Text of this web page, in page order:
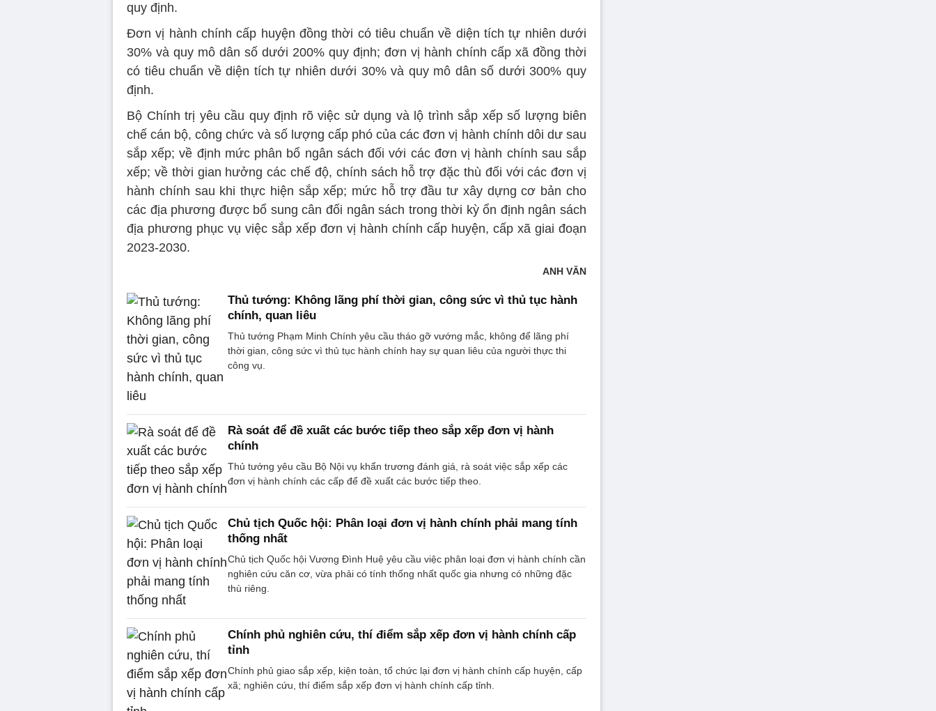
quy định.
Đơn vị hành chính cấp huyện đồng thời có tiêu chuẩn về diện tích tự nhiên dưới
30% và quy mô dân số dưới 200% quy định; đơn vị hành chính cấp xã đồng thời
có tiêu chuẩn về diện tích tự nhiên dưới 30% và quy mô dân số dưới 300% quy
định.
Bộ Chính trị yêu cầu quy định rõ việc sử dụng và lộ trình sắp xếp số lượng biên
chế cán bộ, công chức và số lượng cấp phó của các đơn vị hành chính dôi dư sau
sắp xếp; về định mức phân bổ ngân sách đối với các đơn vị hành chính sau sắp
xếp; về thời gian hưởng các chế độ, chính sách hỗ trợ đặc thù đối với các đơn vị
hành chính sau khi thực hiện sắp xếp; mức hỗ trợ đầu tư xây dựng cơ bản cho
các địa phương được bổ sung cân đối ngân sách trong thời kỳ ổn định ngân sách
địa phương phục vụ việc sắp xếp đơn vị hành chính cấp huyện, cấp xã giai đoạn
2023-2030.
ANH VĂN
Thủ tướng: Không lãng phí thời gian, công sức vì thủ tục hành
chính, quan liêu
Thủ tướng Phạm Minh Chính yêu cầu tháo gỡ vướng mắc, không để lãng phí
thời gian, công sức vì thủ tục hành chính hay sự quan liêu của người thực thi
công vụ.
Rà soát để đề xuất các bước tiếp theo sắp xếp đơn vị hành
chính
Thủ tướng yêu cầu Bộ Nội vụ khẩn trương đánh giá, rà soát việc sắp xếp các
đơn vị hành chính các cấp để đề xuất các bước tiếp theo.
Chủ tịch Quốc hội: Phân loại đơn vị hành chính phải mang tính
thống nhất
Chủ tịch Quốc hội Vương Đình Huệ yêu cầu việc phân loại đơn vị hành chính cần
nghiên cứu căn cơ, vừa phải có tính thống nhất quốc gia nhưng có những đặc
thù riêng.
Chính phủ nghiên cứu, thí điểm sắp xếp đơn vị hành chính cấp
tỉnh
Chính phủ giao sắp xếp, kiện toàn, tổ chức lại đơn vị hành chính cấp huyện, cấp
xã; nghiên cứu, thí điểm sắp xếp đơn vị hành chính cấp tỉnh.